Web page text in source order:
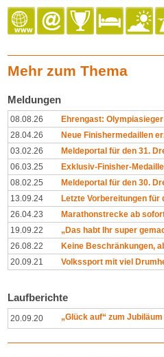
Mehr zum Thema
Meldungen
08.08.26
Ehrengast:
28.04.26
Neue Finishermedaillen
03.02.26
Meldeportal für den 31.
06.03.25
Exklusiv-Finisher-
08.02.25
Meldeportal für den 30.
13.09.24
Letzte Vorbereitungen
26.04.23
Marathonstrecke ab
19.09.22
„Das habt Ihr super
26.08.22
Keine Beschränkungen,
20.09.21
Volkssport mit viel
Laufberichte
20.09.20 „Glück auf“ zum Jubiläum